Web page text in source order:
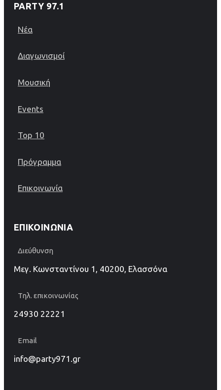
PARTY 97.1
Νέα
Διαγωνισμοί
Μουσική
Events
Top 10
Πρόγραμμα
Επικοινωνία
ΕΠΙΚΟΙΝΩΝΊΑ
Διεύθυνση
Μεγ. Κωνσταντίνου 1, 40200, Ελασσόνα
Τηλ. επικοινωνίας
24930 22221
Email
info@party971.gr